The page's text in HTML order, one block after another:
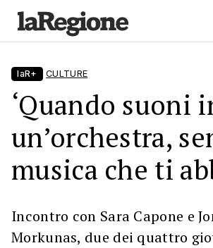
laR+ CULTURE
‘Quando suoni
un’orchestra,
musica che ti
Incontro con Sara Capone e
Morkunas, due dei quattro